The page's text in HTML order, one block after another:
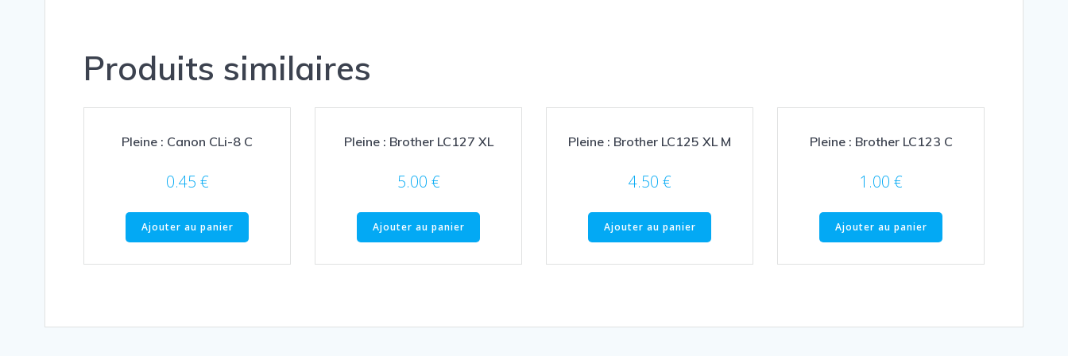
Produits similaires
Pleine : Canon CLi-8 C
0.45 €
Ajouter au panier
Pleine : Brother LC127 XL
5.00 €
Ajouter au panier
Pleine : Brother LC125 XL M
4.50 €
Ajouter au panier
Pleine : Brother LC123 C
1.00 €
Ajouter au panier